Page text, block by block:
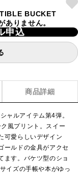
BUCKET
りません。
申込
商品詳細
ャルアイテム第4弾。
風プリント。スイー
可愛らしいデザイン
ールドの金具がアクセ
ます。バケツ型のショ
イズの手帳や本がゆっ